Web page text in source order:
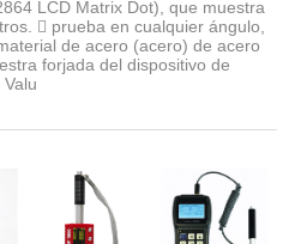
LCD Matrix Dot), que muestra
 prueba en cualquier ángulo,
de acero (acero) de acero
forjada del dispositivo de